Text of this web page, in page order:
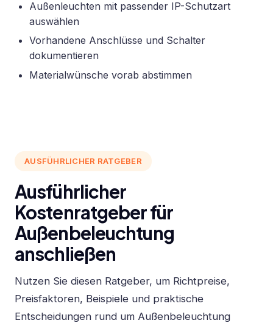
Außenleuchten mit passender IP-Schutzart
auswählen
Vorhandene Anschlüsse und Schalter
dokumentieren
Materialwünsche vorab abstimmen
AUSFÜHRLICHER RATGEBER
Ausführlicher
Kostenratgeber für
Außenbeleuchtung
anschließen
Nutzen Sie diesen Ratgeber, um Richtpreise,
Preisfaktoren, Beispiele und praktische
Entscheidungen rund um Außenbeleuchtung